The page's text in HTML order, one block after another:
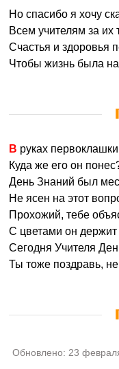
Но спасибо я хочу
Всем учителям за их
Счастья и здоровья
Чтобы жизнь была на
В руках
Куда же его он
День Знаний был
Не ясен на этот
Прохожий, тебе
С цветами он держит
Сегодня Учителя
Ты тоже поздравь, не
Обновлено: 23